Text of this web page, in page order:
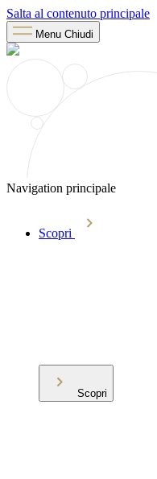
Salta al contenuto principale
Menu Chiudi
Navigation principale
Scopri
Scopri